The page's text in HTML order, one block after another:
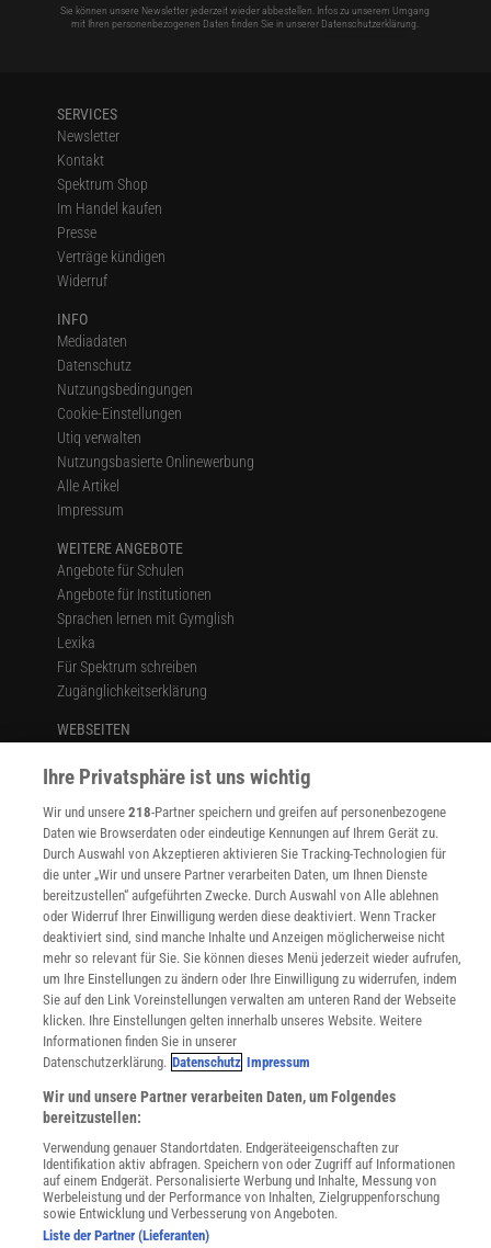
Sie können unsere Newsletter jederzeit wieder abbestellen. Infos zu unserem Umgang
mit Ihren personenbezogenen Daten finden Sie in unserer Datenschutzerklärung
SERVICES
Newsletter
Kontakt
Spektrum Shop
Im Handel kaufen
Presse
Verträge kündigen
Widerruf
INFO
Mediadaten
Datenschutz
Nutzungsbedingungen
Cookie-Einstellungen
Utiq verwalten
Nutzungsbasierte Onlinewerbung
Alle Artikel
Impressum
WEITERE ANGEBOTE
Angebote für Schulen
Angebote für Institutionen
Sprachen lernen mit Gymglish
Lexika
Für Spektrum schreiben
Zugänglichkeitserklärung
WEBSEITEN
Wissenschaft in die Schulen
Uns finden Sie auch hier:
Ihre Privatsphäre ist uns wichtig
Wir und unsere218-Partner speichern und greifen auf personenbezogene
Daten wie Browserdaten oder eindeutige Kennungen auf Ihrem Gerät zu.
Durch Auswahl von Akzeptieren aktivieren Sie Tracking-Technologien für
die unter „Wir und unsere Partner verarbeiten Daten, um Ihnen Dienste
bereitzustellen“ aufgeführten Zwecke. Durch Auswahl von Alle ablehnen
oder Widerruf Ihrer Einwilligung werden diese deaktiviert. Wenn Tracker
deaktiviert sind, sind manche Inhalte und Anzeigen möglicherweise nicht
mehr so relevant für Sie. Sie können dieses Menü jederzeit wieder aufrufen,
um Ihre Einstellungen zu ändern oder Ihre Einwilligung zu widerrufen, indem
Sie auf den Link Voreinstellungen verwalten am unteren Rand der Webseite
klicken. Ihre Einstellungen gelten innerhalb unseres Website. Weitere
Informationen finden Sie in unserer
Datenschutzerklärung. Datenschutz Impressum
Wir und unsere Partner verarbeiten Daten, um Folgendes
bereitzustellen:
Verwendung genauer Standortdaten. Endgeräteeigenschaften zur
Identifikation aktiv abfragen. Speichern von oder Zugriff auf Informationen
auf einem Endgerät. Personalisierte Werbung und Inhalte, Messung von
Werbeleistung und der Performance von Inhalten, Zielgruppenforschung
sowie Entwicklung und Verbesserung von Angeboten.
Liste der Partner (Lieferanten)